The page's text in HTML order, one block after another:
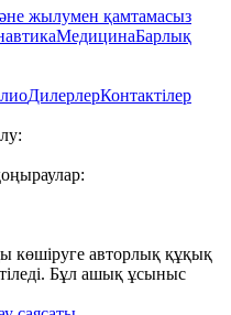
жылумен қамтамасыз
МедицинаБарлық
ДилерлерКонтактілер
көшіруге авторлық құқық
Бұл ашық ұсыныс